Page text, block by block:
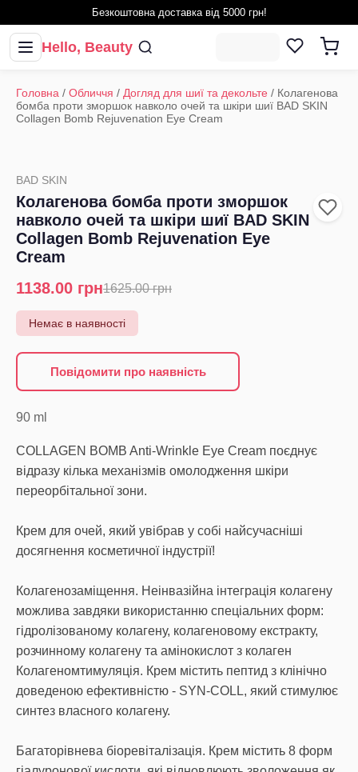
Безкоштовна доставка від 5000 грн!
Hello, Beauty
Головна / Обличчя / Догляд для шиї та декольте / Колагенова
бомба проти зморшок навколо очей та шкіри шиї BAD SKIN
Collagen Bomb Rejuvenation Eye Cream
BAD SKIN
Колагенова бомба проти зморшок
навколо очей та шкіри шиї BAD SKIN
Collagen Bomb Rejuvenation Eye
Cream
1138.00 грн1625.00грн
Немає в наявності
Повідомити про наявність
90 ml
COLLAGEN BOMB Anti-Wrinkle Eye Cream поєднує
відразу кілька механізмів омолодження шкіри
переорбітальної зони.
Крем для очей, який увібрав у собі найсучасніші
досягнення косметичної індустрії!
Колагенозаміщення. Неінвазійна інтеграція колагену
можлива завдяки використанню спеціальних форм:
гідролізованому колагену, колагеновому екстракту,
розчинному колагену та амінокислот з колаген
Колагеномтимуляція. Крем містить пептид з клінічно
доведеною ефективністю - SYN-COLL, який стимулює
синтез власного колагену.
Багаторівнева біоревіталізація. Крем містить 8 форм